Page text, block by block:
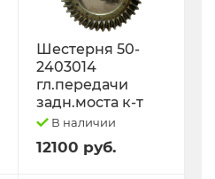
Шестерня 50-
2403014
гл.передачи
задн.моста к-т
В наличии
12100 руб.